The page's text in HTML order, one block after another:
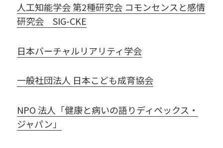
人工知能学会 第2種研究会 コモンセンスと感情
研究会 SIG-CKE
日本バーチャルリアリティ学会
一般社団法人 日本こども成育協会
NPO 法人「健康と病いの語りディペックス・
ジャパン」